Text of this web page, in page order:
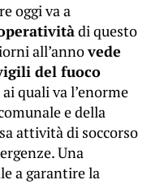
oggi va a
di questo
all’annovede
del fuoco
quali va l’enorme
e della
attività di soccorso
Una
a garantire la